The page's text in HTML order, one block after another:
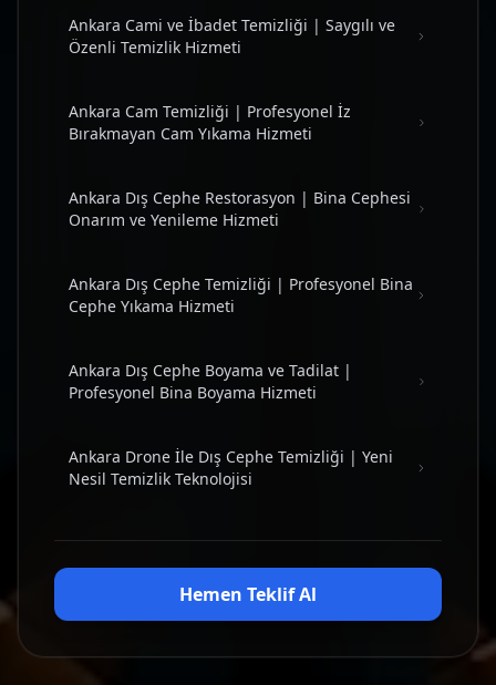
Ankara Cami ve İbadet Temizliği | Saygılı ve
Özenli Temizlik Hizmeti
Ankara Cam Temizliği | Profesyonel İz
Bırakmayan Cam Yıkama Hizmeti
Ankara Dış Cephe Restorasyon | Bina Cephesi
Onarım ve Yenileme Hizmeti
Ankara Dış Cephe Temizliği | Profesyonel Bina
Cephe Yıkama Hizmeti
Ankara Dış Cephe Boyama ve Tadilat |
Profesyonel Bina Boyama Hizmeti
Ankara Drone İle Dış Cephe Temizliği | Yeni
Nesil Temizlik Teknolojisi
Hemen Teklif Al